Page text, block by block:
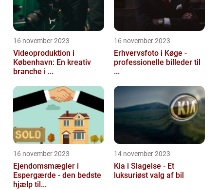
16 november 2023
Videoproduktion i
København: En kreativ
branche i ...
16 november 2023
Erhvervsfoto i Køge -
professionelle billeder til
...
16 november 2023
Ejendomsmægler i
Espergærde - den bedste
hjælp til...
14 november 2023
Kia i Slagelse - Et
luksuriøst valg af bil